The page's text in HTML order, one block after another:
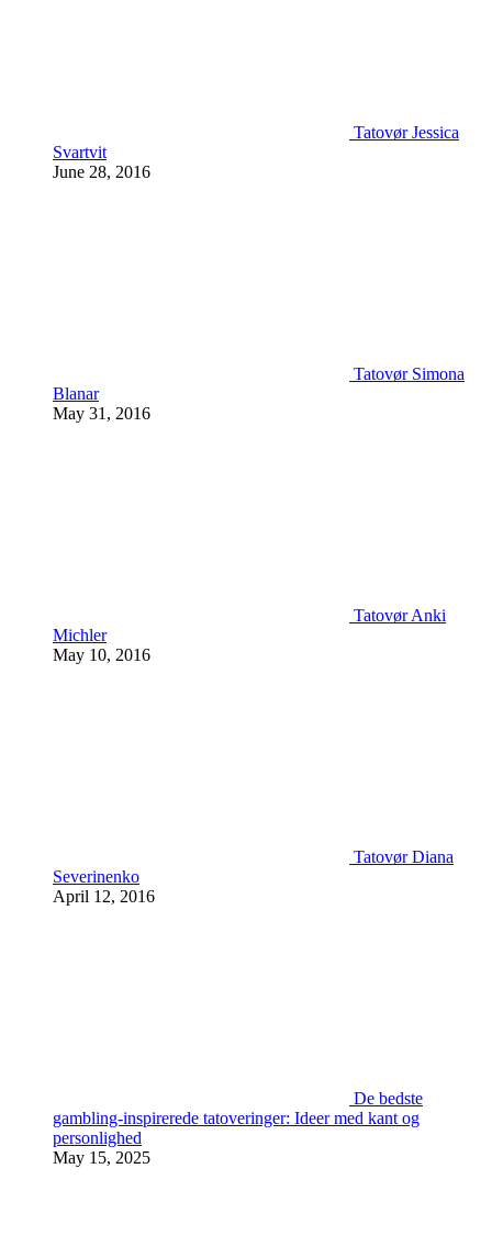
Tatovør Jessica
Svartvit
June 28, 2016
Tatovør Simona
Blanar
May 31, 2016
Tatovør Anki
Michler
May 10, 2016
Tatovør Diana
Severinenko
April 12, 2016
De bedste
gambling-inspirerede tatoveringer: Ideer med kant og
personlighed
May 15, 2025